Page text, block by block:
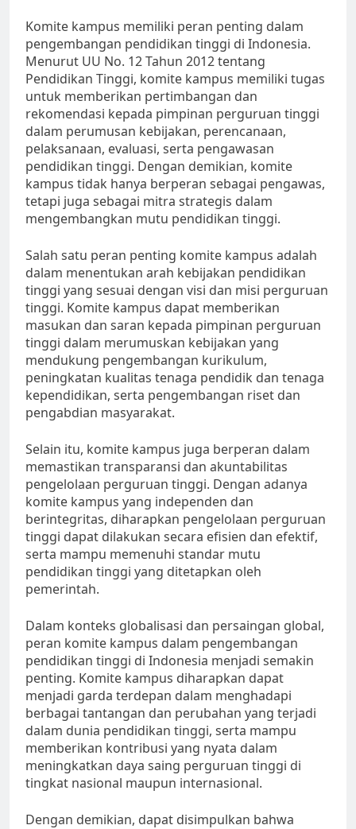
Komite kampus memiliki peran penting dalam
pengembangan pendidikan tinggi di Indonesia.
Menurut UU No. 12 Tahun 2012 tentang
Pendidikan Tinggi, komite kampus memiliki tugas
untuk memberikan pertimbangan dan
rekomendasi kepada pimpinan perguruan tinggi
dalam perumusan kebijakan, perencanaan,
pelaksanaan, evaluasi, serta pengawasan
pendidikan tinggi. Dengan demikian, komite
kampus tidak hanya berperan sebagai pengawas,
tetapi juga sebagai mitra strategis dalam
mengembangkan mutu pendidikan tinggi.
Salah satu peran penting komite kampus adalah
dalam menentukan arah kebijakan pendidikan
tinggi yang sesuai dengan visi dan misi perguruan
tinggi. Komite kampus dapat memberikan
masukan dan saran kepada pimpinan perguruan
tinggi dalam merumuskan kebijakan yang
mendukung pengembangan kurikulum,
peningkatan kualitas tenaga pendidik dan tenaga
kependidikan, serta pengembangan riset dan
pengabdian masyarakat.
Selain itu, komite kampus juga berperan dalam
memastikan transparansi dan akuntabilitas
pengelolaan perguruan tinggi. Dengan adanya
komite kampus yang independen dan
berintegritas, diharapkan pengelolaan perguruan
tinggi dapat dilakukan secara efisien dan efektif,
serta mampu memenuhi standar mutu
pendidikan tinggi yang ditetapkan oleh
pemerintah.
Dalam konteks globalisasi dan persaingan global,
peran komite kampus dalam pengembangan
pendidikan tinggi di Indonesia menjadi semakin
penting. Komite kampus diharapkan dapat
menjadi garda terdepan dalam menghadapi
berbagai tantangan dan perubahan yang terjadi
dalam dunia pendidikan tinggi, serta mampu
memberikan kontribusi yang nyata dalam
meningkatkan daya saing perguruan tinggi di
tingkat nasional maupun internasional.
Dengan demikian, dapat disimpulkan bahwa